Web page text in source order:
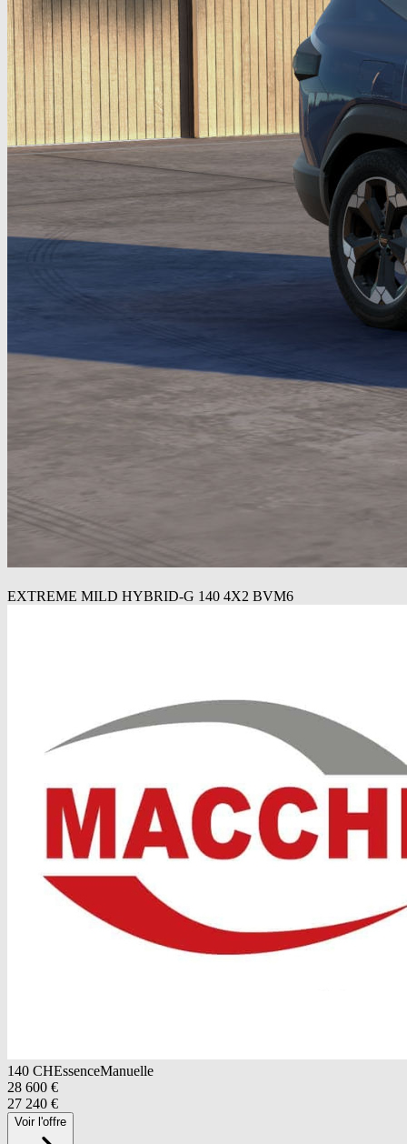
EXTREME MILD HYBRID-G 140 4X2 BVM6
140 CHEssenceManuelle
28 600 €
27 240 €
Voir l'offre